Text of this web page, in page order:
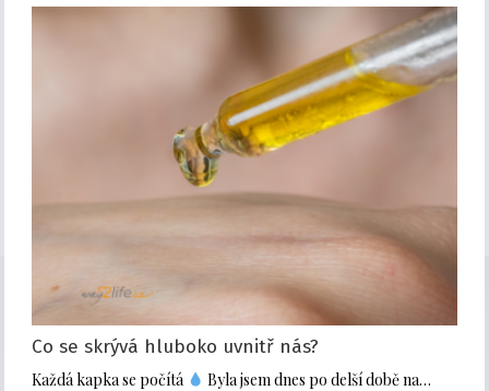
Co se skrývá hluboko uvnitř nás?
Každá kapka se počítá Byla jsem dnes po delší době na…